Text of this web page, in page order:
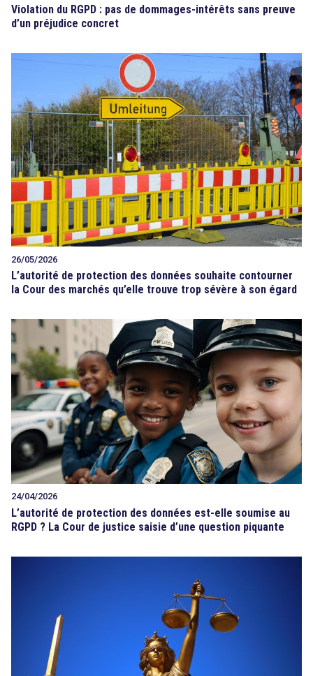
Violation du RGPD : pas de dommages-intérêts sans preuve
d’un préjudice concret
26/05/2026
L’autorité de protection des données souhaite contourner
la Cour des marchés qu’elle trouve trop sévère à son égard
24/04/2026
L’autorité de protection des données est-elle soumise au
RGPD ? La Cour de justice saisie d’une question piquante